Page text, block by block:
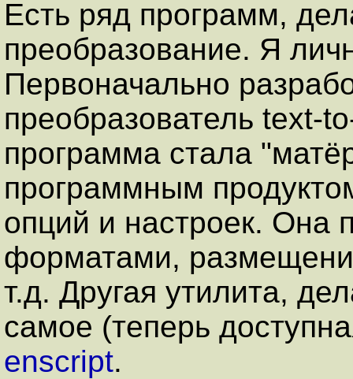
Есть ряд программ,
преобразование. Я
Первоначально
преобразователь text-
программа стала
программным
опций и настроек. Она
форматами,
т.д. Другая утилита,
самое (теперь
enscript.